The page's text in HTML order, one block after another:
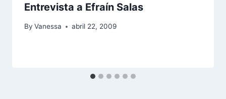
Entrevista a Efraín Salas
By Vanessa abril 22, 2009